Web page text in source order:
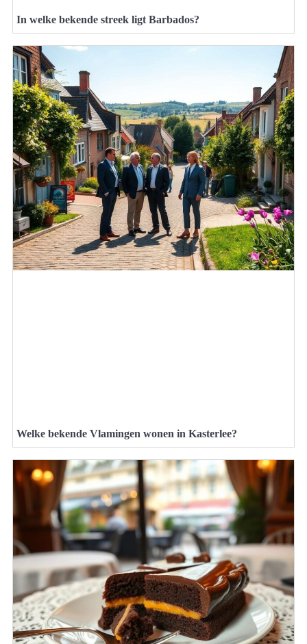
In welke bekende streek ligt Barbados?
Welke bekende Vlamingen wonen in Kasterlee?